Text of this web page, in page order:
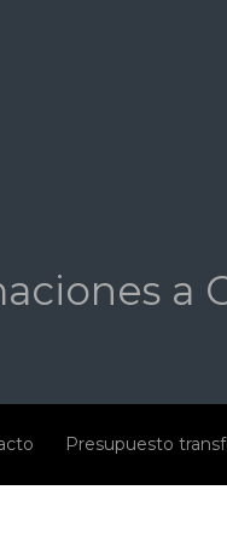
a
Presupuesto